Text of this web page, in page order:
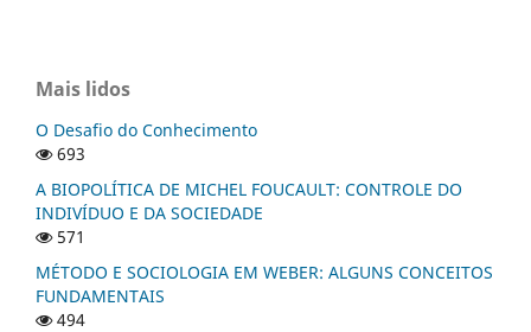
Mais lidos
O Desafio do Conhecimento
693
A BIOPOLÍTICA DE MICHEL FOUCAULT: CONTROLE DO
INDIVÍDUO E DA SOCIEDADE
571
MÉTODO E SOCIOLOGIA EM WEBER: ALGUNS CONCEITOS
FUNDAMENTAIS
494